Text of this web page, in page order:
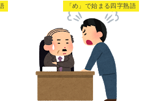
「め」で始まる四字熟語